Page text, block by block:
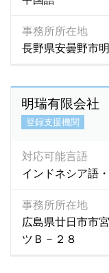
事務所所在地
長野県安曇野市
明瑞有限会社
登録支援機関
対応可能言語
インドネシア語
事務所所在地
広島県廿日市市
ツＢ－２８